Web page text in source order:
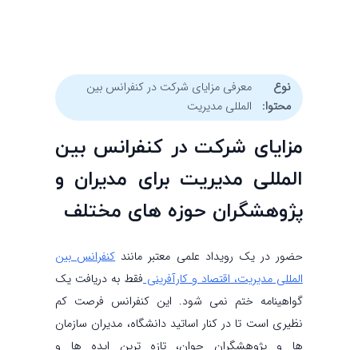
نوع
محتوا:
معرفی مزایای شرکت در کنفرانس بین
المللی مدیریت
مزایای شرکت در کنفرانس بین
المللی مدیریت برای مدیران و
پژوهشگران حوزه های مختلف
حضور در یک رویداد علمی معتبر مانندکنفرانس بین
المللی مدیریت، اقتصاد و کارآفرینیفقط به دریافت یک
گواهینامه ختم نمی شود. این کنفرانس فرصت کم
نظیری است تا در کنار اساتید دانشگاه، مدیران سازمان
ها و پژوهشگران جوان، تازه ترین ایده ها و